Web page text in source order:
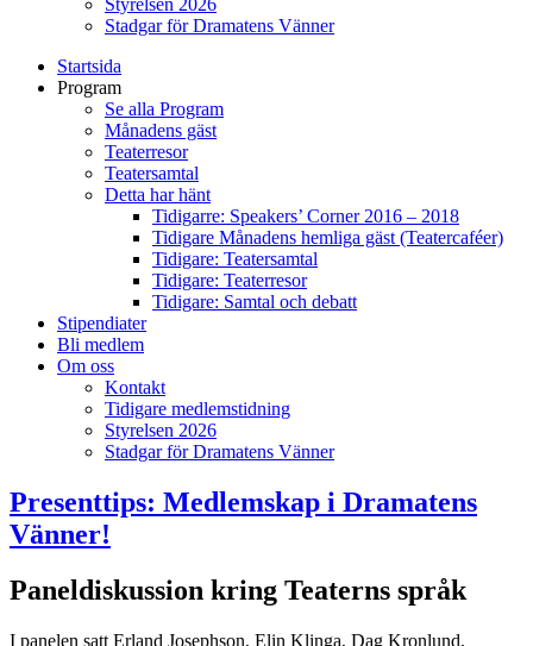
Styrelsen 2026
Stadgar för Dramatens Vänner
Startsida
Program
Se alla Program
Månadens gäst
Teaterresor
Teatersamtal
Detta har hänt
Tidigarre: Speakers’ Corner 2016 – 2018
Tidigare Månadens hemliga gäst (Teatercaféer)
Tidigare: Teatersamtal
Tidigare: Teaterresor
Tidigare: Samtal och debatt
Stipendiater
Bli medlem
Om oss
Kontakt
Tidigare medlemstidning
Styrelsen 2026
Stadgar för Dramatens Vänner
Presenttips: Medlemskap i Dramatens
Vänner!
Paneldiskussion kring Teaterns språk
I panelen satt Erland Josephson, Elin Klinga, Dag Kronlund,